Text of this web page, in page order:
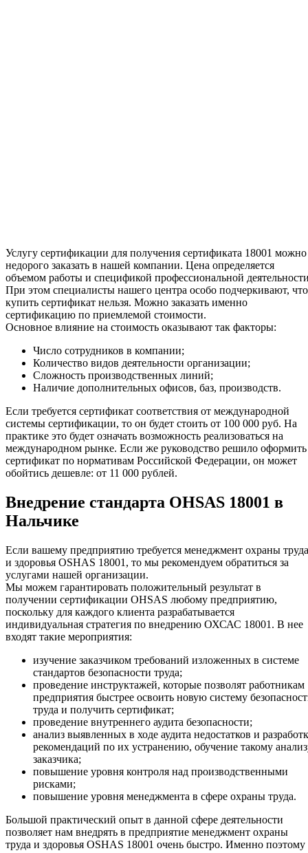
Услугу сертификации для получения сертификата 18001 можно
недорого заказать в нашей компании. Цена определяется
объемом работы и спецификой профессиональной
При этом специалисты нашего центра особо подчеркивают, что
купить сертификат нельзя. Можно заказать именно
сертификацию по приемлемой стоимости.
Основное влияние на стоимость оказывают так факторы:
Число сотрудников в компании;
Количество видов деятельности организации;
Сложность производственных линий;
Наличие дополнительных офисов, баз, производств.
Если требуется сертификат соответствия от международной
системы сертификации, то он будет стоить от 100 000 руб. На
практике это будет означать возможность реализоваться на
международном рынке. Если же руководство решило оформить
сертификат по нормативам Российской Федерации, он может
обойтись дешевле: от 11 000 рублей.
Внедрение стандарта OHSAS 18001 в
Нальчике
Если вашему предприятию требуется менеджмент охраны труда
и здоровья OSHAS 18001, то мы рекомендуем обратиться за
услугами нашей организации.
Мы можем гарантировать положительный результат в
получении сертификации OHSAS любому предприятию,
поскольку для каждого клиента разрабатывается
индивидуальная стратегия по внедрению ОХСАС 18001. В нее
входят такие мероприятия:
изучение заказчиком требований изложенных в системе
стандартов безопасности труда;
проведение инструктажей, которые позволят работникам
предприятия быстрее освоить новую систему
труда и получить сертификат;
проведение внутреннего аудита безопасности;
анализ выявленных в ходе аудита недостатков и
рекомендаций по их устранению, обучение такому
заказчика;
повышение уровня контроля над производственными
рисками;
повышение уровня менеджмента в сфере охраны труда.
Большой практический опыт в данной сфере деятельности
позволяет нам внедрять в предприятие менеджмент охраны
труда и здоровья OSHAS 18001 очень быстро. Именно поэтому